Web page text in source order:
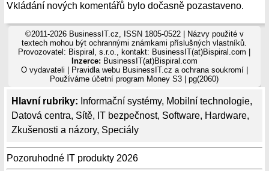
Hlavní rubriky: Informační systémy, Mobilní technologie,
Datová centra, Sítě, IT bezpečnost, Software, Hardware,
Zkušenosti a názory, Speciály
Pozoruhodné IT produkty 2026
Vkládání nových komentářů bylo dočasně pozastaveno.
©2011-2026 BusinessIT.cz, ISSN 1805-0522 | Názvy použité v
textech mohou být ochrannými známkami příslušných vlastníků.
Provozovatel: Bispiral, s.r.o., kontakt: BusinessIT(at)Bispiral.com |
Inzerce: BusinessIT(at)Bispiral.com
O vydavateli
Pravidla webu BusinessIT.cz a ochrana soukromí|
Používámeúčetní program Money S3 | pg(2060)